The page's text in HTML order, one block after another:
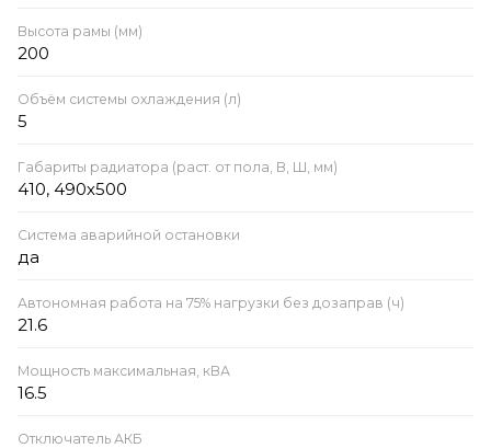
Высота рамы (мм)
200
Объём системы охлаждения (л)
5
Габариты радиатора (раст. от пола, В, Ш, мм)
410, 490х500
Система аварийной остановки
да
Автономная работа на 75% нагрузки без дозаправ (ч)
21.6
Мощность максимальная, кВА
16.5
Отключатель АКБ